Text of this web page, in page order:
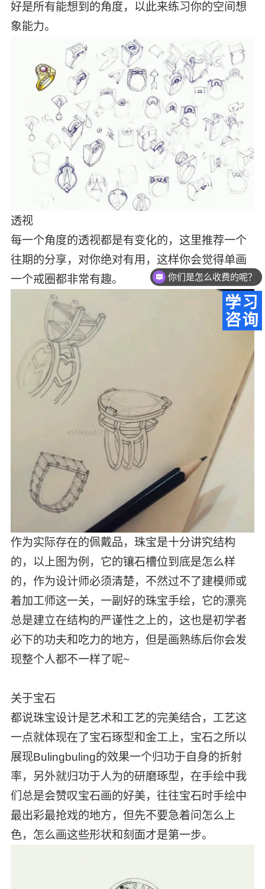
好是所有能想到的角度，以此来练习你的空间想
象能力。
透视
每一个角度的透视都是有变化的，这里推荐一个
往期的分享，对你绝对有用，这样你会觉得单画
一个戒圈都非常有趣。
作为实际存在的佩戴品，珠宝是十分讲究结构
的，以上图为例，它的镶石槽位到底是怎么样
的，作为设计师必须清楚，不然过不了建模师或
着加工师这一关，一副好的珠宝手绘，它的漂亮
总是建立在结构的严谨性之上的，这也是初学者
必下的功夫和吃力的地方，但是画熟练后你会发
现整个人都不一样了呢~
关于宝石
都说珠宝设计是艺术和工艺的完美结合，工艺这
一点就体现在了宝石琢型和金工上，宝石之所以
展现Bulingbuling的效果一个归功于自身的折射
率，另外就归功于人为的研磨琢型，在手绘中我
们总是会赞叹宝石画的好美，往往宝石时手绘中
最出彩最抢戏的地方，但先不要急着问怎么上
色，怎么画这些形状和刻面才是第一步。
你们是怎么收费的呢？
现在有优惠活动么？